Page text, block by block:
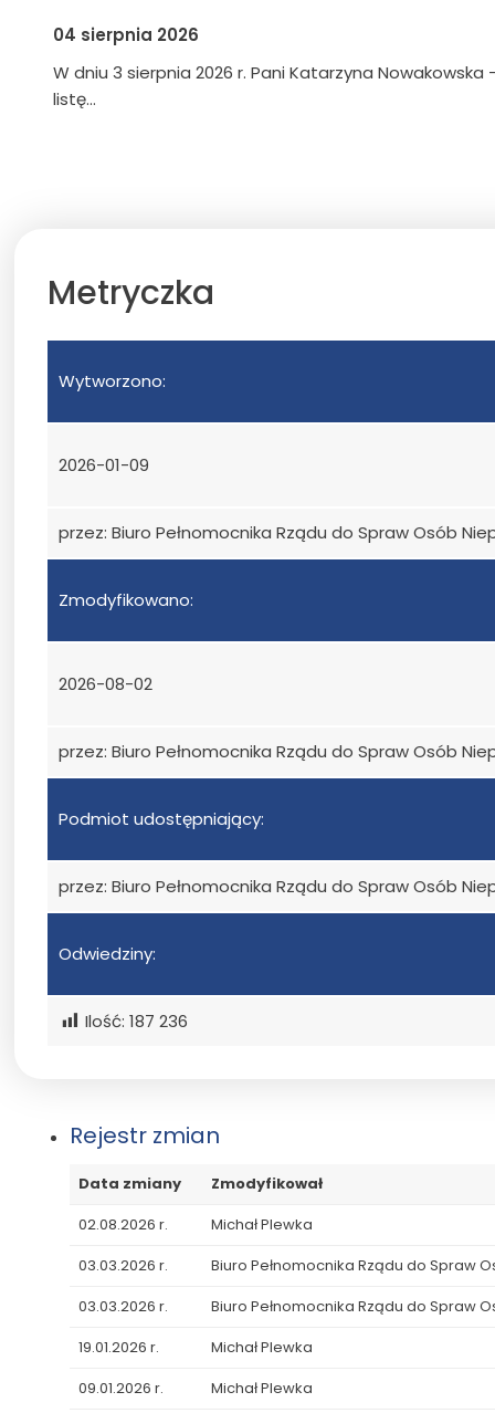
04 sierpnia 2026
W dniu 3 sierpnia 2026 r. Pani Katarzyna
listę…
Metryczka
Wytworzono:
2026-01-09
przez: Biuro Pełnomocnika Rządu do Spraw Osób
Zmodyfikowano:
2026-08-02
przez: Biuro Pełnomocnika Rządu do Spraw Osób
Podmiot udostępniający:
przez: Biuro Pełnomocnika Rządu do Spraw Osób
Odwiedziny:
Ilość: 187 236
Rejestr zmian
Data zmiany
Zmodyfikował
02.08.2026 r.
Michał Plewka
03.03.2026 r.
Biuro Pełnomocnika Rządu do Spraw
03.03.2026 r.
Biuro Pełnomocnika Rządu do Spraw
19.01.2026 r.
Michał Plewka
09.01.2026 r.
Michał Plewka